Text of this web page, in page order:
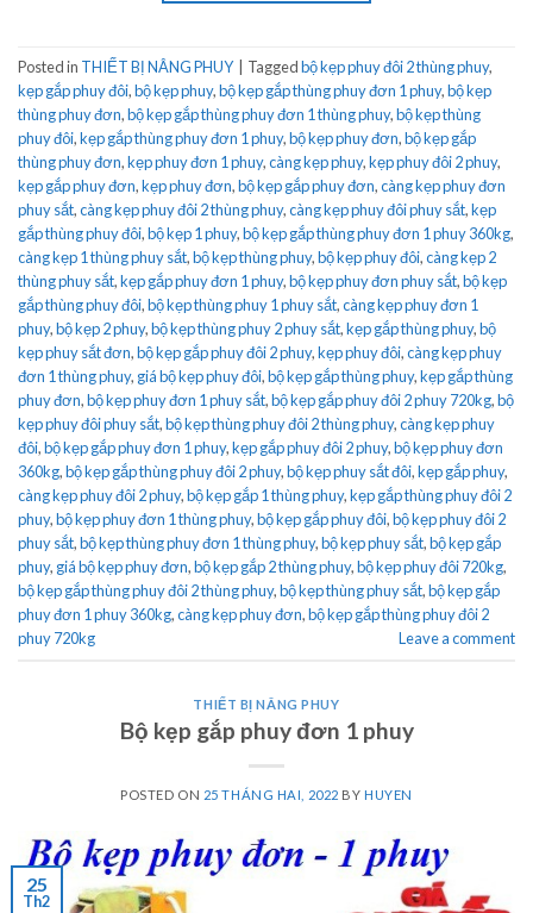
Posted in THIẾT BỊ NÂNG PHUY Taggedbộ kẹp phuy đôi 2 thùng phuy,
kẹp gắp phuy đôi,bộ kẹp phuy,bộ kẹp gắp thùng phuy đơn 1 phuy,bộ kẹp
thùng phuy đơn,bộ kẹp gắp thùng phuy đơn 1 thùng phuy,bộ kẹp thùng
phuy đôi,kẹp gắp thùng phuy đơn 1 phuy,bộ kẹp phuy đơn,bộ kẹp gắp
thùng phuy đơn,kẹp phuy đơn 1 phuy,càng kẹp phuy,kẹp phuy đôi 2 phuy,
kẹp gắp phuy đơn,kẹp phuy đơn,bộ kẹp gắp phuy đơn,càng kẹp phuy đơn
phuy sắt,càng kẹp phuy đôi 2 thùng phuy,càng kẹp phuy đôi phuy sắt,kẹp
gắp thùng phuy đôi,bộ kẹp 1 phuy,bộ kẹp gắp thùng phuy đơn 1 phuy 360kg,
càng kẹp 1 thùng phuy sắt,bộ kẹp thùng phuy,bộ kẹp phuy đôi,càng kẹp 2
thùng phuy sắt,kẹp gắp phuy đơn 1 phuy,bộ kẹp phuy đơn phuy sắt,bộ kẹp
gắp thùng phuy đôi,bộ kẹp thùng phuy 1 phuy sắt,càng kẹp phuy đơn 1
phuy,bộ kẹp 2 phuy,bộ kẹp thùng phuy 2 phuy sắt,kẹp gắp thùng phuy,bộ
kẹp phuy sắt đơn,bộ kẹp gắp phuy đôi 2 phuy,kẹp phuy đôi,càng kẹp phuy
đơn 1 thùng phuy, giá bộ kẹp phuy đôi,bộ kẹp gắp thùng phuy,kẹp gắp thùng
phuy đơn,bộ kẹp phuy đơn 1 phuy sắt,bộ kẹp gắp phuy đôi 2 phuy 720kg,bộ
kẹp phuy đôi phuy sắt,bộ kẹp thùng phuy đôi 2 thùng phuy,càng kẹp phuy
đôi,bộ kẹp gắp phuy đơn 1 phuy,kẹp gắp phuy đôi 2 phuy,bộ kẹp phuy đơn
360kg,bộ kẹp gắp thùng phuy đôi 2 phuy,bộ kẹp phuy sắt đôi,kẹp gắp phuy,
càng kẹp phuy đôi 2 phuy,bộ kẹp gắp 1 thùng phuy,kẹp gắp thùng phuy đôi 2
phuy,bộ kẹp phuy đơn 1 thùng phuy,bộ kẹp gắp phuy đôi,bộ kẹp phuy đôi 2
phuy sắt,bộ kẹp thùng phuy đơn 1 thùng phuy,bộ kẹp phuy sắt,bộ kẹp gắp
phuy, giá bộ kẹp phuy đơn,bộ kẹp gắp 2 thùng phuy,bộ kẹp phuy đôi 720kg,
bộ kẹp gắp thùng phuy đôi 2 thùng phuy,bộ kẹp thùng phuy sắt,bộ kẹp gắp
phuy đơn 1 phuy 360kg,càng kẹp phuy đơn,bộ kẹp gắp thùng phuy đôi 2
phuy 720kg
Leave a comment
THIẾT BỊ NÂNG PHUY
Bộ kẹp gắp phuy đơn 1 phuy
POSTED ON 25 THÁNG HAI, 2022 BYHUYEN
25
Th2